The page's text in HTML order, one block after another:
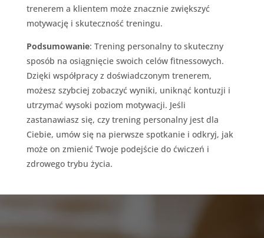
trenerem a klientem może znacznie zwiększyć
motywację i skuteczność treningu.
Podsumowanie: Trening personalny to skuteczny
sposób na osiągnięcie swoich celów fitnessowych.
Dzięki współpracy z doświadczonym trenerem,
możesz szybciej zobaczyć wyniki, uniknąć kontuzji i
utrzymać wysoki poziom motywacji. Jeśli
zastanawiasz się, czy trening personalny jest dla
Ciebie, umów się na pierwsze spotkanie i odkryj, jak
może on zmienić Twoje podejście do ćwiczeń i
zdrowego trybu życia.